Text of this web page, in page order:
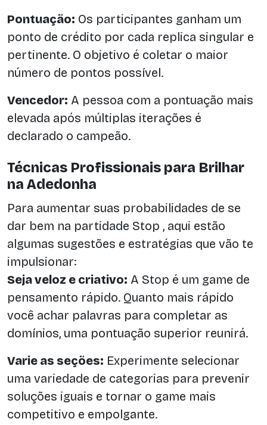
Pontuação: Os participantes ganham um
ponto de crédito por cada replica singular e
pertinente. O objetivo é coletar o maior
número de pontos possível.
Vencedor: A pessoa com a pontuação mais
elevada após múltiplas iterações é
declarado o campeão.
Técnicas Profissionais para Brilhar
na Adedonha
Para aumentar suas probabilidades de se
dar bem na partidade Stop , aqui estão
algumas sugestões e estratégias que vão te
impulsionar:
Seja veloz e criativo: A Stop é um game de
pensamento rápido. Quanto mais rápido
você achar palavras para completar as
domínios, uma pontuação superior reunirá.
Varie as seções: Experimente selecionar
uma variedade de categorias para prevenir
soluções iguais e tornar o game mais
competitivo e empolgante.